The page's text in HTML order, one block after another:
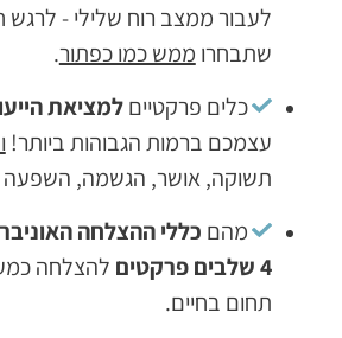
ממצב רוח שלילי - לרגש חיובי בכל
ממש כמו כפתור.
פרקטייםלמציאת הייעוד שלכם
ברמות הגבוהות ביותר!ותקומו
אושר, הגשמה, השפעה וכסף.
כללי ההצלחה האוניברסליים
להצלחה כמעט
בחיים.